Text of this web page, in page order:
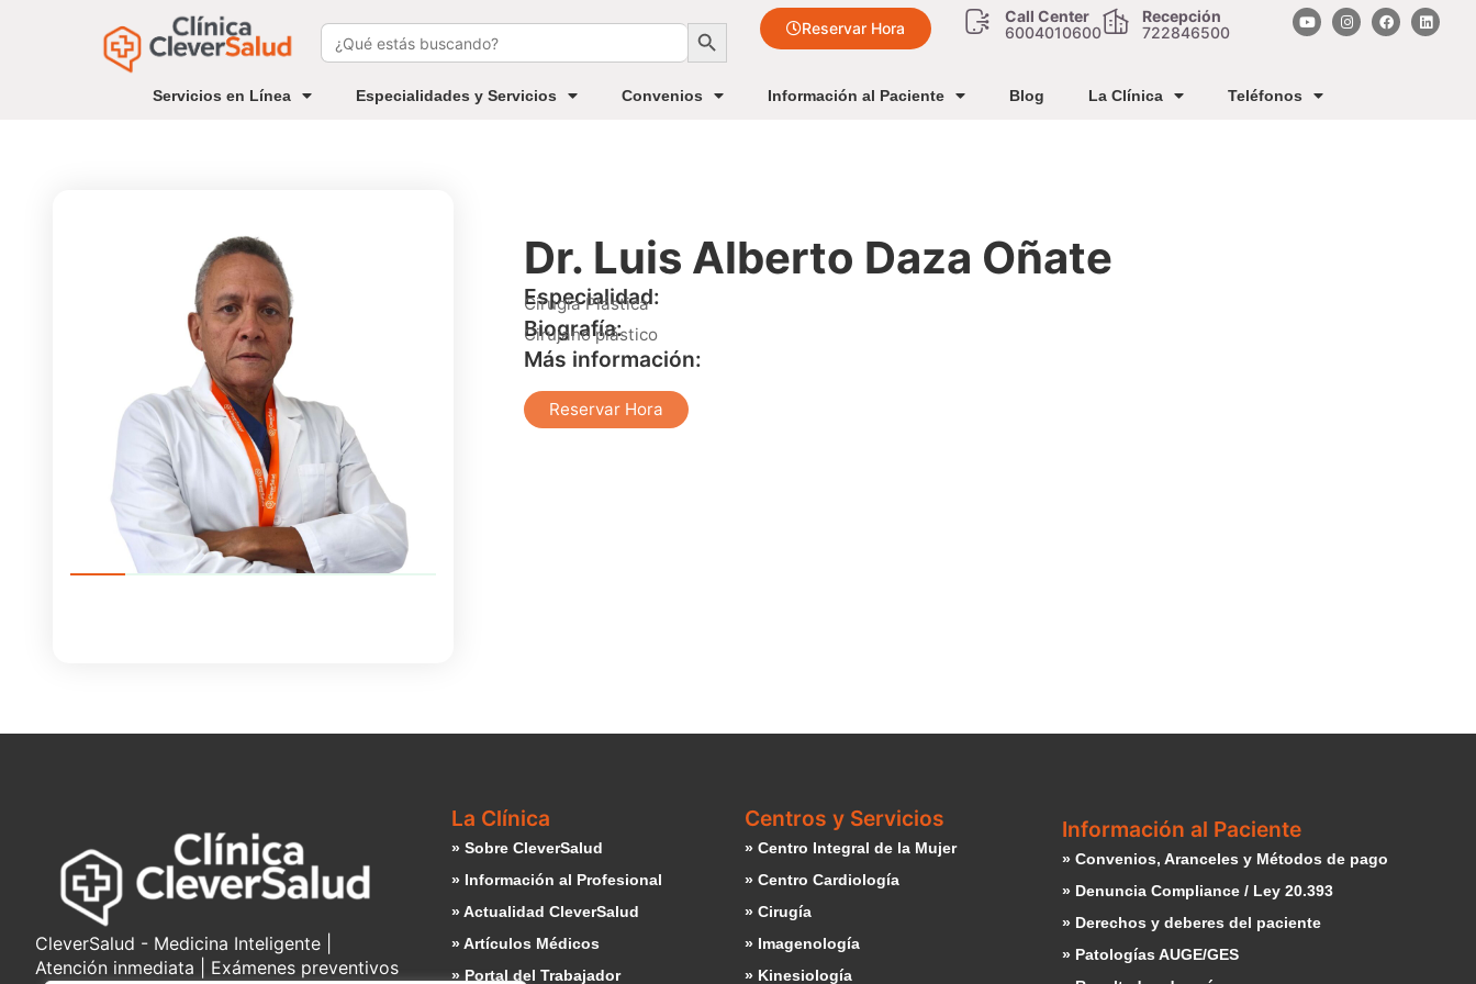
Buscar: Botón de búsquedaReservar Hora
Call Center
6004010600
Recepción
722846500
Servicios en Línea Especialidades y Servicios Convenios Información al Paciente Blog La Clínica Teléfonos
Dr. Luis Alberto Daza Oñate
Especialidad:
Cirugía Plástica
Biografía:
Cirujano plástico
Más información:
Reservar Hora
CleverSalud - Medicina Inteligente |
Atención inmediata | Exámenes preventivos
La Clínica
» Sobre CleverSalud
» Información al Profesional
» Actualidad CleverSalud
» Artículos Médicos
» Portal del Trabajador
Centros y Servicios
» Centro Integral de la Mujer
» Centro Cardiología
» Cirugía
» Imagenología
» Kinesiología
Información al Paciente
» Convenios, Aranceles y Métodos de pago
» Denuncia Compliance / Ley 20.393
» Derechos y deberes del paciente
» Patologías AUGE/GES